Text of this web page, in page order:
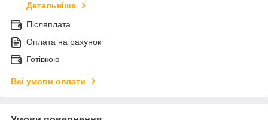
Детальніше
Післяплата
Оплата на рахунок
Готівкою
Всі умови оплати